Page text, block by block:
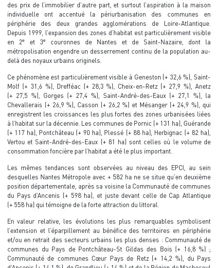
des prix de l’immobilier d’autre part, et surtout l’aspiration à la maison
individuelle ont accentué la périurbanisation des communes en
périphérie des deux grandes agglomérations de Loire-Atlantique.
Depuis 1999, l’expansion des zones d’habitat est particulièrement visible
en 2e et 3e
couronnes de Nantes et de Saint-Nazaire, dont la
métropolisation engendre un desserrement continu de la population au-
delà des noyaux urbains originels.
Ce phénomène est particulièrement visible à Geneston (+ 32,6 %), Saint-
Molf (+ 31,6 %), Drefféac (+ 28,3 %), Cheix-en-Retz (+ 27,9 %), Anetz
(+ 27,5 %), Gorges (+ 27,4 %), Saint-André-des-Eaux (+ 27,1 %), la
Chevallerais (+ 26,9 %), Casson (+ 26,2 %) et Mésanger (+ 24,9 %), qui
enregistrent les croissances les plus fortes des zones urbanisées liées
à l’habitat sur la décennie. Les communes de Pornic (+ 131 ha), Guérande
(+ 117 ha), Pontchâteau (+ 90 ha), Plessé (+ 88 ha), Herbignac (+ 82 ha),
Vertou et Saint-André-des-Eaux (+ 81 ha) sont celles où le volume de
consommation foncière par l’habitat a été le plus important.
Les mêmes tendances sont observées au niveau des EPCI, au sein
desquelles Nantes Métropole avec + 582 ha ne se situe qu’en deuxième
position départementale, après sa voisine la Communauté de communes
du Pays d’Ancenis (+ 598 ha), et juste devant celle de Cap Atlantique
(+ 558 ha) qui témoigne de la forte attraction du littoral.
En valeur relative, les évolutions les plus remarquables symbolisent
l’extension et l’éparpillement au bénéfice des territoires en périphérie
et/ou en retrait des secteurs urbains les plus denses : Communauté de
communes du Pays de Pontchâteau-St Gildas des Bois (+ 16,8 %) ;
Communauté de communes Cœur Pays de Retz (+ 14,2 %), du Pays